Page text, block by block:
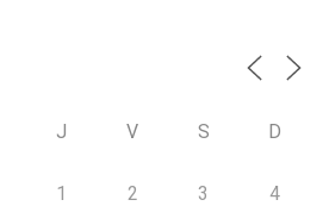
J V S D
1 2 3 4